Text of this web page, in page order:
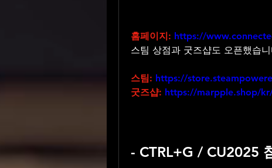
홈페이지: https://
스팀 상점과 굿즈샵도 오픈했습
스팀: https://
굿즈샵: https://marpple.shop/
- CTRL+G / CU2025